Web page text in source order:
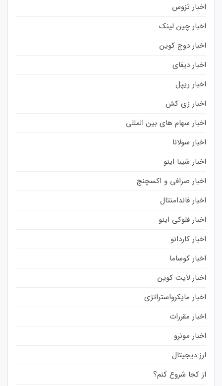
اخبار تزوس
اخبار چین لینک
اخبار دوج کوین
اخبار دیفای
اخبار ریپل
اخبار زی کش
اخبار سهام های بین المللی
اخبار سولانا
اخبار شیبا اینو
اخبار صرافی و اکسچنج
اخبار فاندامنتال
اخبار فلوکی اینو
اخبار کاردانو
اخبار کوساما
اخبار لایت کوین
اخبار مایکرواستراتژی
اخبار مقررات
اخبار مونرو
ارز دیجیتال
از کجا شروع کنم؟